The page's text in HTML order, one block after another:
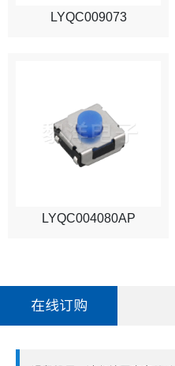
LYQC009073
LYQC004080AP
在线订购